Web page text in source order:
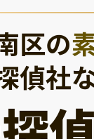
区の
偵社